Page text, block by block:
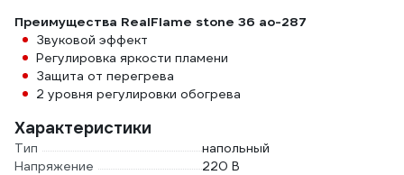
Преимущества RealFlame stone 36 ao-287
Звуковой эффект
Регулировка яркости пламени
Защита от перегрева
2 уровня регулировки обогрева
Характеристики
Тип
напольный
Напряжение
220 В